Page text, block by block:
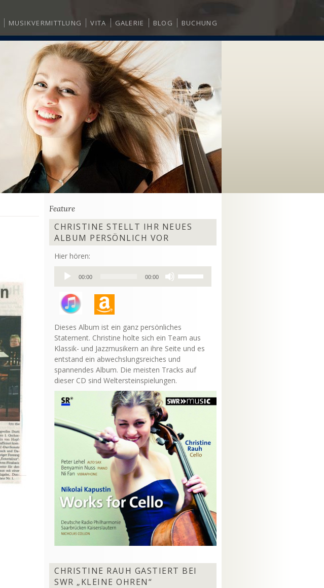
MUSIKVERMITTLUNG VITA GALERIE BLOG BUCHUNG
Feature
CHRISTINE STELLT IHR NEUES
ALBUM PERSÖNLICH VOR
Hier hören:
Audio-
Player
00:00 00:00
Hoch/Runter
zu
regeln.
Dieses Album ist ein ganz persönliches
Statement. Christine holte sich ein Team aus
Klassik- und Jazzmusikern an ihre Seite und es
entstand ein abwechslungsreiches und
spannendes Album. Die meisten Tracks auf
dieser CD sind Weltersteinspielungen.
CHRISTINE RAUH GASTIERT BEI
SWR „KLEINE OHREN“